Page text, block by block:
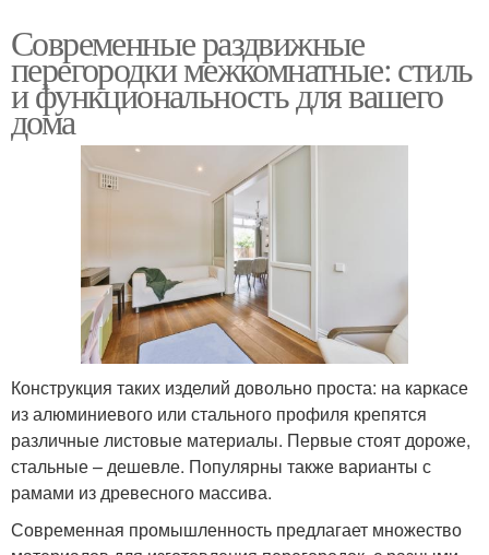
Современные раздвижные
перегородки межкомнатные: стиль
и функциональность для вашего
дома
Конструкция таких изделий довольно проста: на каркасе
из алюминиевого или стального профиля крепятся
различные листовые материалы. Первые стоят дороже,
стальные – дешевле. Популярны также варианты с
рамами из древесного массива.
Современная промышленность предлагает множество